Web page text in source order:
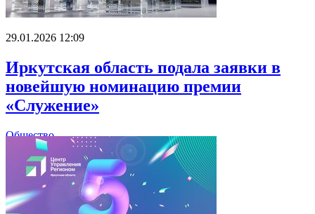
29.01.2026 12:09
Иркутская область подала заявки в
новейшую номинацию премии
«Служение»
Общество